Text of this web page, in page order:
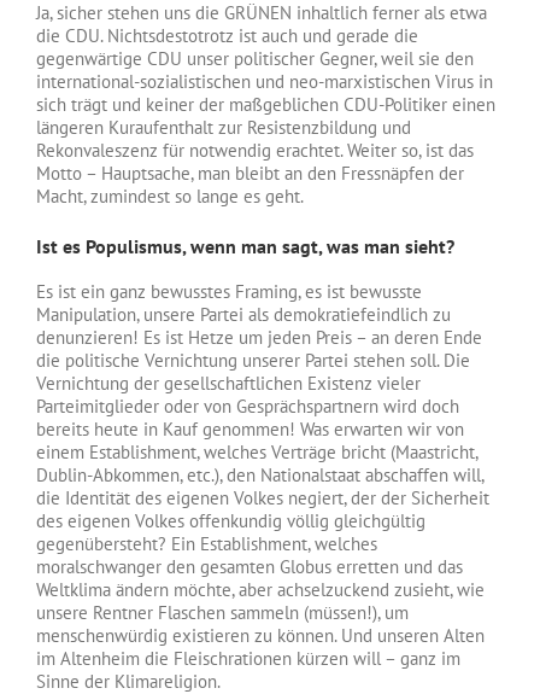
Ja, sicher stehen uns die GRÜNEN inhaltlich ferner als etwa
die CDU. Nichtsdestotrotz ist auch und gerade die
gegenwärtige CDU unser politischer Gegner, weil sie den
international-sozialistischen und neo-marxistischen Virus in
sich trägt und keiner der maßgeblichen CDU-Politiker einen
längeren Kuraufenthalt zur Resistenzbildung und
Rekonvaleszenz für notwendig erachtet. Weiter so, ist das
Motto – Hauptsache, man bleibt an den Fressnäpfen der
Macht, zumindest so lange es geht.
Ist es Populismus, wenn man sagt, was man sieht?
Es ist ein ganz bewusstes Framing, es ist bewusste
Manipulation, unsere Partei als demokratiefeindlich zu
denunzieren! Es ist Hetze um jeden Preis – an deren Ende
die politische Vernichtung unserer Partei stehen soll. Die
Vernichtung der gesellschaftlichen Existenz vieler
Parteimitglieder oder von Gesprächspartnern wird doch
bereits heute in Kauf genommen! Was erwarten wir von
einem Establishment, welches Verträge bricht (Maastricht,
Dublin-Abkommen, etc.), den Nationalstaat abschaffen will,
die Identität des eigenen Volkes negiert, der der Sicherheit
des eigenen Volkes offenkundig völlig gleichgültig
gegenübersteht? Ein Establishment, welches
moralschwanger den gesamten Globus erretten und das
Weltklima ändern möchte, aber achselzuckend zusieht, wie
unsere Rentner Flaschen sammeln (müssen!), um
menschenwürdig existieren zu können. Und unseren Alten
im Altenheim die Fleischrationen kürzen will – ganz im
Sinne der Klimareligion.